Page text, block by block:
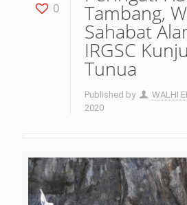
0 Tambang,
Sahabat
IRGSC
Tunua
Published by WALHI
2020